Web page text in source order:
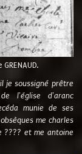
je soussigné prêtre
l'église d'aranc
munie de ses
me charles
???? et me antoine